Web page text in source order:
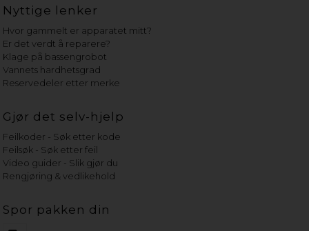
Nyttige lenker
Hvor gammelt er apparatet mitt?
Er det verdt å reparere?
Klage på bassengrobot
Vannets hardhetsgrad
Reservedeler etter merke
Gjør det selv-hjelp
Feilkoder - Søk etter kode
Feilsøk - Søk etter feil
Video guider - Slik gjør du
Rengjøring & vedlikehold
Spor pakken din